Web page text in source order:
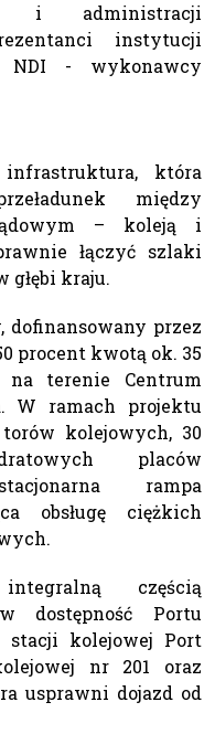
i administracji
instytucji
- wykonawcy
która
między
– koleją i
łączyć szlaki
głębi kraju.
przez
procent kwotą ok. 35
na terenie Centrum
W ramach projektu
kolejowych, 30
placów
rampa
obsługę ciężkich
częścią
dostępność Portu
stacji kolejowej Port
nr 201 oraz
usprawni dojazd od